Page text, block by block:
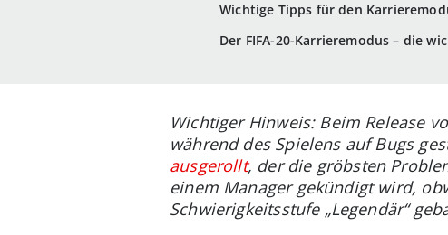
Wichtige Tipps für den
Der FIFA-20-Karrieremodus – die
Wichtiger Hinweis: Beim Release
während des Spielens auf Bugs
ausgerollt, der die gröbsten
einem Manager gekündigt wird,
Schwierigkeitsstufe „Legendär“